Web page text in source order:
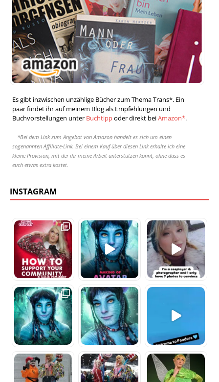
Es gibt inzwischen unzählige Bücher zum Thema Trans*. Ein
paar findet ihr auf meinem Blog als Empfehlungen und
Buchvorstellungen unter Buchtippoder direkt beiAmazon*.
*Bei dem Link zum Angebot von Amazon handelt es sich um einen
sogenannten Affiliate-Link. Bei einem Kauf über diesen Link erhalte ich eine
kleine Provision, mit der ihr meine Arbeit unterstützen könnt, ohne dass es
euch etwas extra kostet.
INSTAGRAM